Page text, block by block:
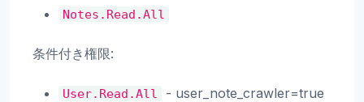
Notes.Read.All
条件付き権限:
User.Read.All
- user_note_crawler=true